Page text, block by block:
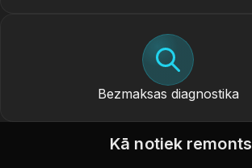
Bezmaksas diagnostika
Kā notiek remonts